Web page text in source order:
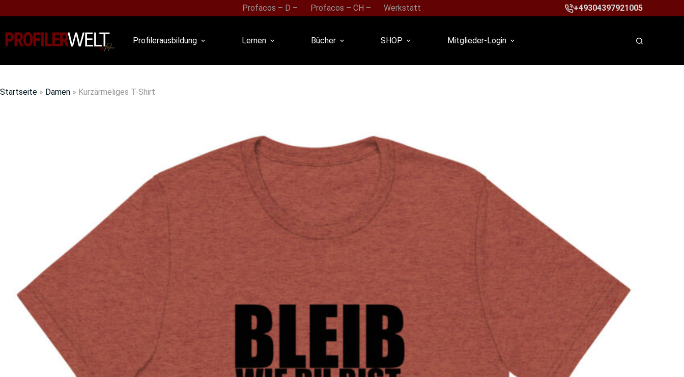
Profacos – D – Profacos – CH – Werkstatt +49304397921005
Profilerausbildung Lernen Bücher SHOP Mitglieder-Login
Startseite » Damen » Kurzärmeliges T-Shirt